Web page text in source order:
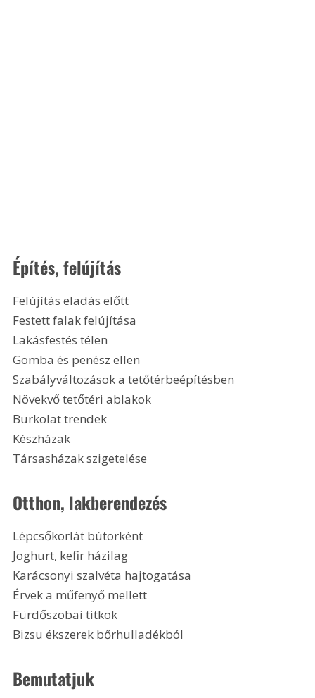
Építés, felújítás
Felújítás eladás előtt
Festett falak felújítása
Lakásfestés télen
Gomba és penész ellen
Szabályváltozások a tetőtérbeépítésben
Növekvő tetőtéri ablakok
Burkolat trendek
Készházak
Társasházak szigetelése
Otthon, lakberendezés
Lépcsőkorlát bútorként
Joghurt, kefir házilag
Karácsonyi szalvéta hajtogatása
Érvek a műfenyő mellett
Fürdőszobai titkok
Bizsu ékszerek bőrhulladékból
Bemutatjuk